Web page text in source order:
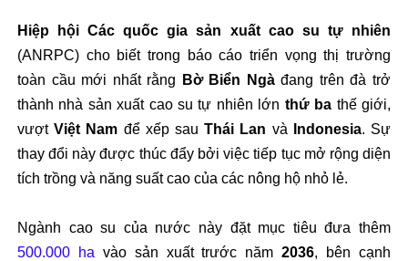
Hiệp hội Các quốc gia sản xuất cao su tự nhiên
(ANRPC) cho biết trong báo cáo triển vọng thị trường
toàn cầu mới nhất rằng
Bờ Biển Ngàđang trên đà trở
thành nhà sản xuất cao su tự nhiên lớn thứ ba thế giới,
vượtViệt Nam để xếp sauThái Lan và Indonesia. Sự
thay đổi này được thúc đẩy bởi việc tiếp tục mở rộng diện
tích trồng và năng suất cao của các nông hộ nhỏ lẻ.
Ngành cao su của nước này đặt mục tiêu đưa thêm
500.000 ha vào sản xuất trước năm2036, bên cạnh